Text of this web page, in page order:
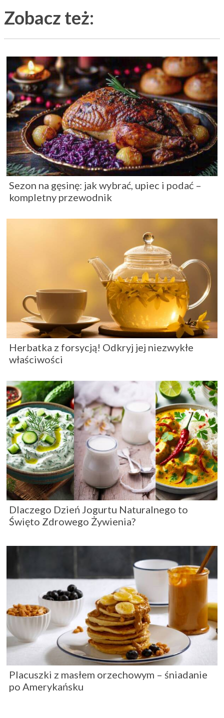
Zobacz też:
Sezon na gęsinę: jak wybrać, upiec i podać –
kompletny przewodnik
Herbatka z forsycją! Odkryj jej niezwykłe
właściwości
Dlaczego Dzień Jogurtu Naturalnego to
Święto Zdrowego Żywienia?
Placuszki z masłem orzechowym – śniadanie
po Amerykańsku